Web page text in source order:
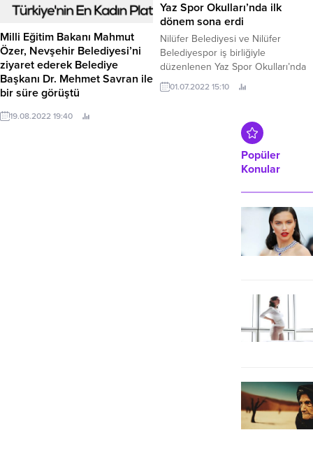
Milli Eğitim Bakanı Mahmut
Özer, Nevşehir Belediyesi’ni
ziyaret ederek Belediye
Başkanı Dr. Mehmet Savran ile
bir süre görüştü
2022-2023 Eğitim Öğretim dönemi
açılışında çeşitli açılış ve toplantılara
19.08.2022 19:40
Yaz Spor Okulları’nda ilk
dönem sona erdi
Nilüfer Belediyesi ve Nilüfer
Belediyespor iş birliğiyle
düzenlenen Yaz Spor Okulları’nda
yüzme, basketbol, voleybol, masa
tenisi, kort tenisi, squash,
01.07.2022 15:10
Popüler
Konular